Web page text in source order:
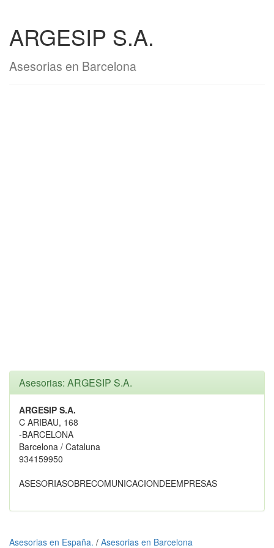
ARGESIP S.A.
Asesorias en Barcelona
Asesorias: ARGESIP S.A.
ARGESIP S.A.
C ARIBAU, 168
-BARCELONA
Barcelona / Cataluna
934159950
ASESORIASOBRECOMUNICACIONDEEMPRESAS
Asesorias en España. / Asesorias en Barcelona